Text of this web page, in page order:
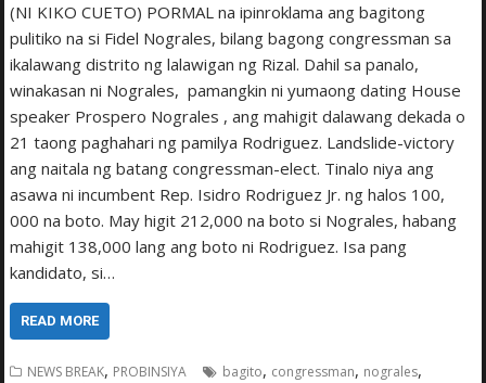
(NI KIKO CUETO) PORMAL na ipinroklama ang bagitong
pulitiko na si Fidel Nograles, bilang bagong congressman sa
ikalawang distrito ng lalawigan ng Rizal. Dahil sa panalo,
winakasan ni Nograles, pamangkin ni yumaong dating House
speaker Prospero Nograles , ang mahigit dalawang dekada o
21 taong paghahari ng pamilya Rodriguez. Landslide-victory
ang naitala ng batang congressman-elect. Tinalo niya ang
asawa ni incumbent Rep. Isidro Rodriguez Jr. ng halos 100,
000 na boto. May higit 212,000 na boto si Nograles, habang
mahigit 138,000 lang ang boto ni Rodriguez. Isa pang
kandidato, si…
READ MORE
NEWS BREAK, PROBINSIYA bagito, congressman, nograles,